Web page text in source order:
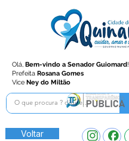
Olá, Bem-vindo a Senador Guiomard!
Prefeita Rosana Gomes
Vice Ney do Miltão
Voltar